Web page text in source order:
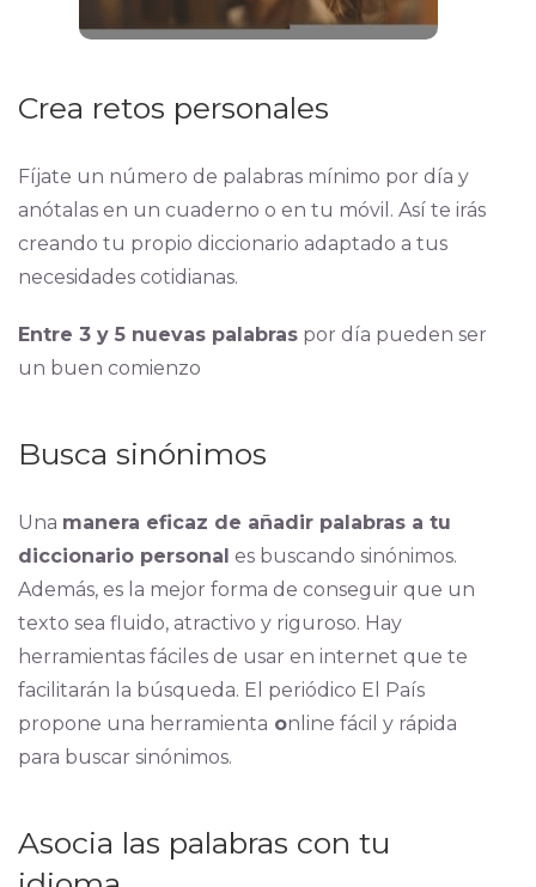
Crea retos personales
Fíjate un número de palabras mínimo por día y
anótalas en un cuaderno o en tu móvil. Así te irás
creando tu propio diccionario adaptado a tus
necesidades cotidianas.
Entre 3 y 5 nuevas palabraspor día pueden ser
un buen comienzo
Busca sinónimos
Una manera eficaz de añadir palabras a tu
diccionario personal es buscando sinónimos.
Además, es la mejor forma de conseguir que un
texto sea fluido, atractivo y riguroso. Hay
herramientas fáciles de usar en internet que te
facilitarán la búsqueda. El periódico El País
propone una herramienta online fácil y rápida
para buscar sinónimos.
Asocia las palabras con tu